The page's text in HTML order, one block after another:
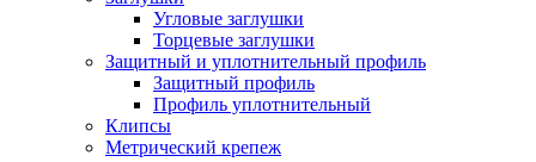
Угловые заглушки
Торцевые заглушки
Защитный и уплотнительный профиль
Защитный профиль
Профиль уплотнительный
Клипсы
Метрический крепеж